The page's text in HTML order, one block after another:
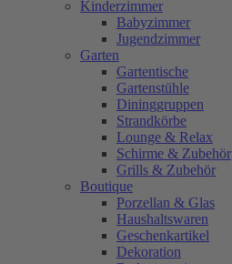
Kinderzimmer
Babyzimmer
Jugendzimmer
Garten
Gartentische
Gartenstühle
Dininggruppen
Strandkörbe
Lounge & Relax
Schirme & Zubehör
Grills & Zubehör
Boutique
Porzellan & Glas
Haushaltswaren
Geschenkartikel
Dekoration